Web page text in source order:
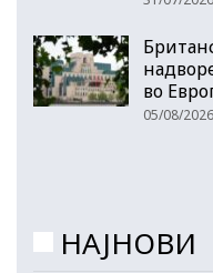
во
05/08/2026
НАЈНОВИ